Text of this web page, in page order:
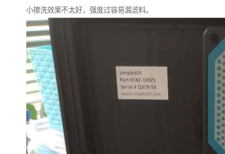
小擦洗效果不太好，强度过容易漏滤料。